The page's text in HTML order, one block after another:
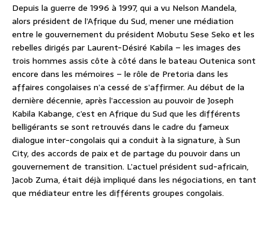
Depuis la guerre de 1996 à 1997, qui a vu Nelson Mandela,
alors président de l’Afrique du Sud, mener une médiation
entre le gouvernement du président Mobutu Sese Seko et les
rebelles dirigés par Laurent-Désiré Kabila – les images des
trois hommes assis côte à côté dans le bateau Outenica sont
encore dans les mémoires – le rôle de Pretoria dans les
affaires congolaises n’a cessé de s’affirmer. Au début de la
dernière décennie, après l’accession au pouvoir de Joseph
Kabila Kabange, c’est en Afrique du Sud que les différents
belligérants se sont retrouvés dans le cadre du fameux
dialogue inter-congolais qui a conduit à la signature, à Sun
City, des accords de paix et de partage du pouvoir dans un
gouvernement de transition. L’actuel président sud-africain,
Jacob Zuma, était déjà impliqué dans les négociations, en tant
que médiateur entre les différents groupes congolais.